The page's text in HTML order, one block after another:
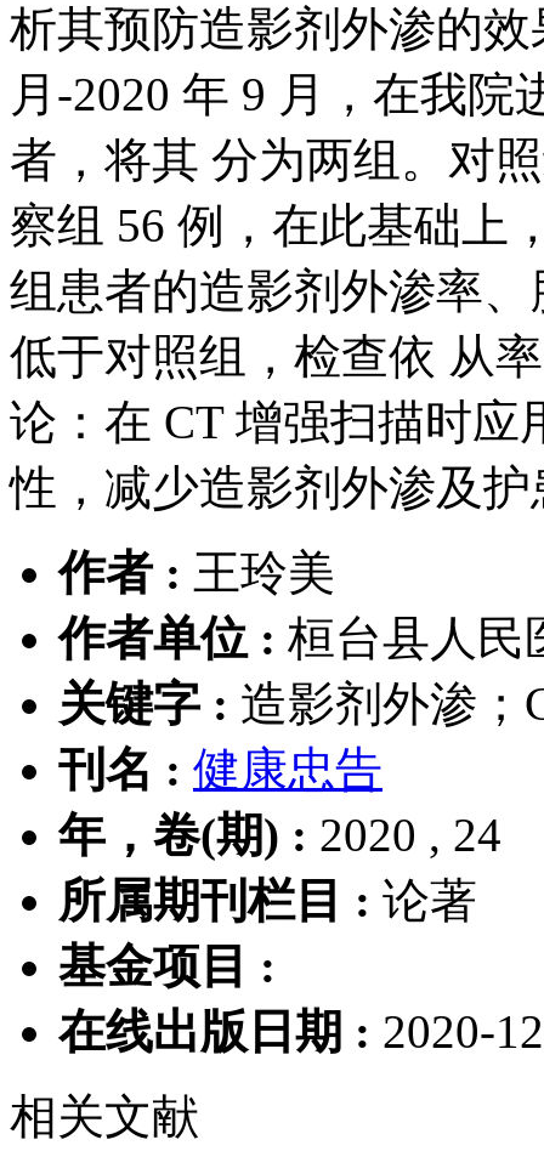
析其预防造影剂外渗的
月-2020 年 9 月，在我院
者，将其 分为两组。对
察组 56 例，在此基础上
组患者的造影剂外渗率
低于对照组，检查依 从
论：在 CT 增强扫描时应
性，减少造影剂外渗及
作者 : 王玲美
作者单位 : 桓台县人民
关键字 : 造影剂外渗；
刊名 : 健康忠告
年，卷(期) : 2020 , 24
所属期刊栏目 : 论著
基金项目 :
在线出版日期 : 2020-
相关文献